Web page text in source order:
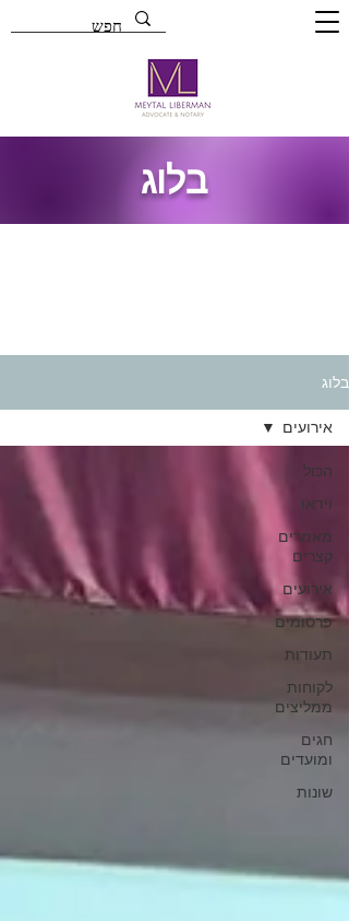
בלוג
בלוג
הכול
וידאו
מאמרים
קצרים
אירועים
פרסומים
תעודות
לקוחות
ממליצים
חגים
ומועדים
שונות
אירועים